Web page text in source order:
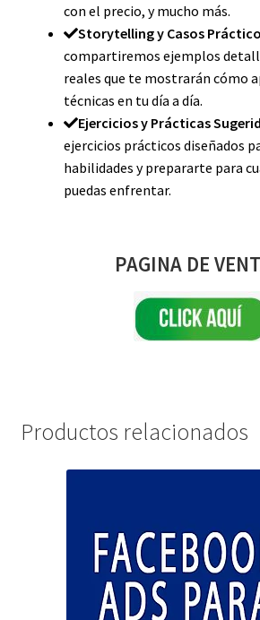
con el precio, y mucho más.
Storytelling y Casos
compartiremos ejemplos
reales que te mostrarán cómo
técnicas en tu día a día.
Ejercicios y Prácticas
ejercicios prácticos diseñados
habilidades y prepararte para
puedas enfrentar.
PAGINA DE
Productos relacionados